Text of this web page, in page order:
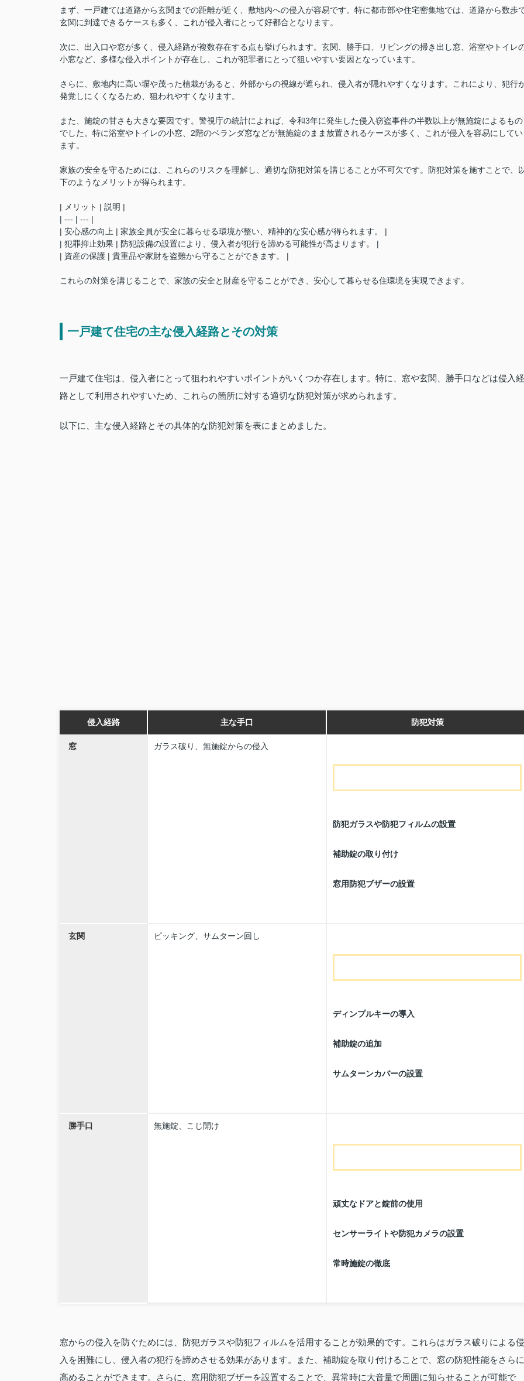
まず、一戸建ては道路から玄関までの距離が近く、敷地内への侵入が容易です。特に都市部や住宅密集地では、道路から数歩
玄関に到達できるケースも多く、これが侵入者にとって好都合となります。
次に、出入口や窓が多く、侵入経路が複数存在する点も挙げられます。玄関、勝手口、リビングの掃き出し窓、浴室やトイレ
小窓など、多様な侵入ポイントが存在し、これが犯罪者にとって狙いやすい要因となっています。
さらに、敷地内に高い塀や茂った植栽があると、外部からの視線が遮られ、侵入者が隠れやすくなります。これにより、犯行
発覚しにくくなるため、狙われやすくなります。
また、施錠の甘さも大きな要因です。警視庁の統計によれば、令和3年に発生した侵入窃盗事件の半数以上が無施錠によるもの
でした。特に浴室やトイレの小窓、2階のベランダ窓などが無施錠のまま放置されるケースが多く、これが侵入を容易にしてい
ます。
家族の安全を守るためには、これらのリスクを理解し、適切な防犯対策を講じることが不可欠です。防犯対策を施すことで、
下のようなメリットが得られます。
| メリット | 説明 |
| --- | --- |
| 安心感の向上 | 家族全員が安全に暮らせる環境が整い、精神的な安心感が得られます。 |
| 犯罪抑止効果 | 防犯設備の設置により、侵入者が犯行を諦める可能性が高まります。 |
| 資産の保護 | 貴重品や家財を盗難から守ることができます。 |
これらの対策を講じることで、家族の安全と財産を守ることができ、安心して暮らせる住環境を実現できます。
一戸建て住宅の主な侵入経路とその対策
一戸建て住宅は、侵入者にとって狙われやすいポイントがいくつか存在します。特に、窓や玄関、勝手口などは侵入経
路として利用されやすいため、これらの箇所に対する適切な防犯対策が求められます。
以下に、主な侵入経路とその具体的な防犯対策を表にまとめました。
侵入経路 主な手口 防犯対策
窓 ガラス破り、無施錠からの侵入
防犯ガラスや防犯フィルムの設置
補助錠の取り付け
窓用防犯ブザーの設置
玄関 ピッキング、サムターン回し
ディンプルキーの導入
補助錠の追加
サムターンカバーの設置
勝手口 無施錠、こじ開け
頑丈なドアと錠前の使用
センサーライトや防犯カメラの設置
常時施錠の徹底
窓からの侵入を防ぐためには、防犯ガラスや防犯フィルムを活用することが効果的です。これらはガラス破りによる侵
入を困難にし、侵入者の犯行を諦めさせる効果があります。また、補助錠を取り付けることで、窓の防犯性能をさらに
高めることができます。さらに、窓用防犯ブザーを設置することで、異常時に大音量で周囲に知らせることが可能で